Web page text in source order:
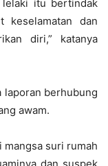
itu bertindak
keselamatan dan
diri,” katanya
laporan berhubung
awam.
mangsa suri rumah
dan suspek